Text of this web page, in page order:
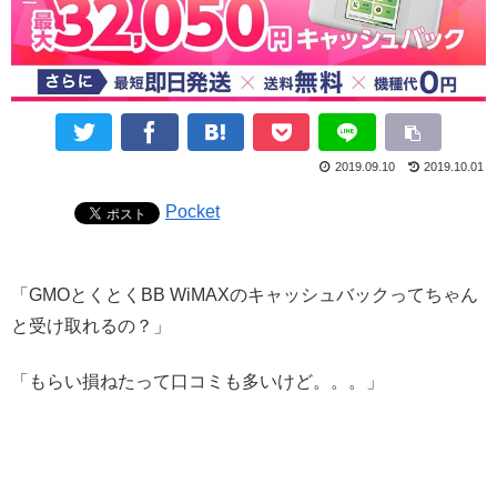
2019.10.01
2019.09.10
Pocket
「GMOとくとくBB WiMAXのキャッシュバックってちゃん
と受け取れるの？」
「もらい損ねたって口コミも多いけど。。。」